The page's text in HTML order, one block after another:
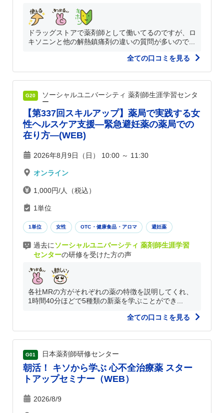
ドラッグストアで薬剤師として働いてるのですが、ロ
キソニンと他の解熱鎮痛剤の違いの質問が多いので...
全ての口コミを見る
G20
ソーシャルユニバーシティ 薬剤師生涯学習センタ
ー
【第337回スキルアップ】薬局で実践する女
性ヘルスケア支援―緊急避妊薬の薬局での
在り方―(WEB)
2026年8月9日（日） 10:00 ～ 11:30
オンライン
1,000円/人（税込）
1単位
1単位 女性 OTC・健康食品・アロマ 避妊薬
過去にソーシャルユニバーシティ 薬剤師生涯学習
センターの研修を受けた方の声
各社MRの方がそれぞれの薬の特徴を説明してくれ、
1時間40分ほどで5種類の新薬を学ぶことができ...
全ての口コミを見る
G01 日本薬剤師研修センター
朝活！ キソから学ぶ 心不全治療薬 スター
トアップセミナー（WEB）
2026/8/9